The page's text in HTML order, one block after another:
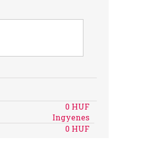
0 HUF
Ingyenes
0 HUF